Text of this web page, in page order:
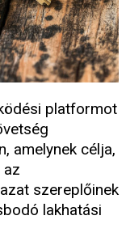
platformot
amelynek célja,
az
szereplőinek
lakhatási